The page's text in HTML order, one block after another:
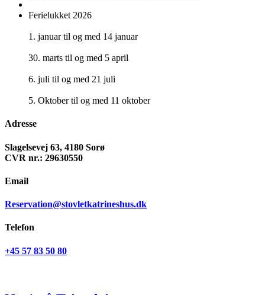
Ferielukket 2026
1. januar til og med 14 januar
30. marts til og med 5 april
6. juli til og med 21 juli
5. Oktober til og med 11 oktober
Adresse
Slagelsevej 63, 4180 Sorø
CVR nr.: 29630550
Email
Reservation@stovletkatrineshus.dk
Telefon
+45 57 83 50 80